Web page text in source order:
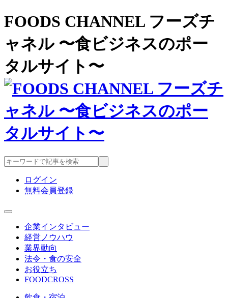
FOODS CHANNEL フーズチ
ャネル 〜食ビジネスのポー
タルサイト〜
ログイン
無料会員登録
企業インタビュー
経営ノウハウ
業界動向
法令・食の安全
お役立ち
FOODCROSS